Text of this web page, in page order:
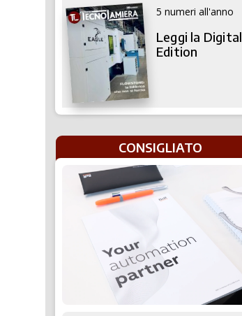
5 numeri all'anno
Leggi la Digital
Edition
CONSIGLIATO